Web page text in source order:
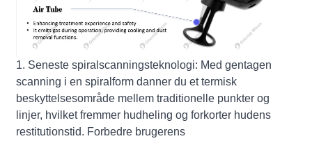
1. Seneste spiralscanningsteknologi: Med gentagen
scanning i en spiralform danner du et termisk
beskyttelsesområde mellem traditionelle punkter og
linjer, hvilket fremmer hudheling og forkorter hudens
restitutionstid. Forbedre brugerens